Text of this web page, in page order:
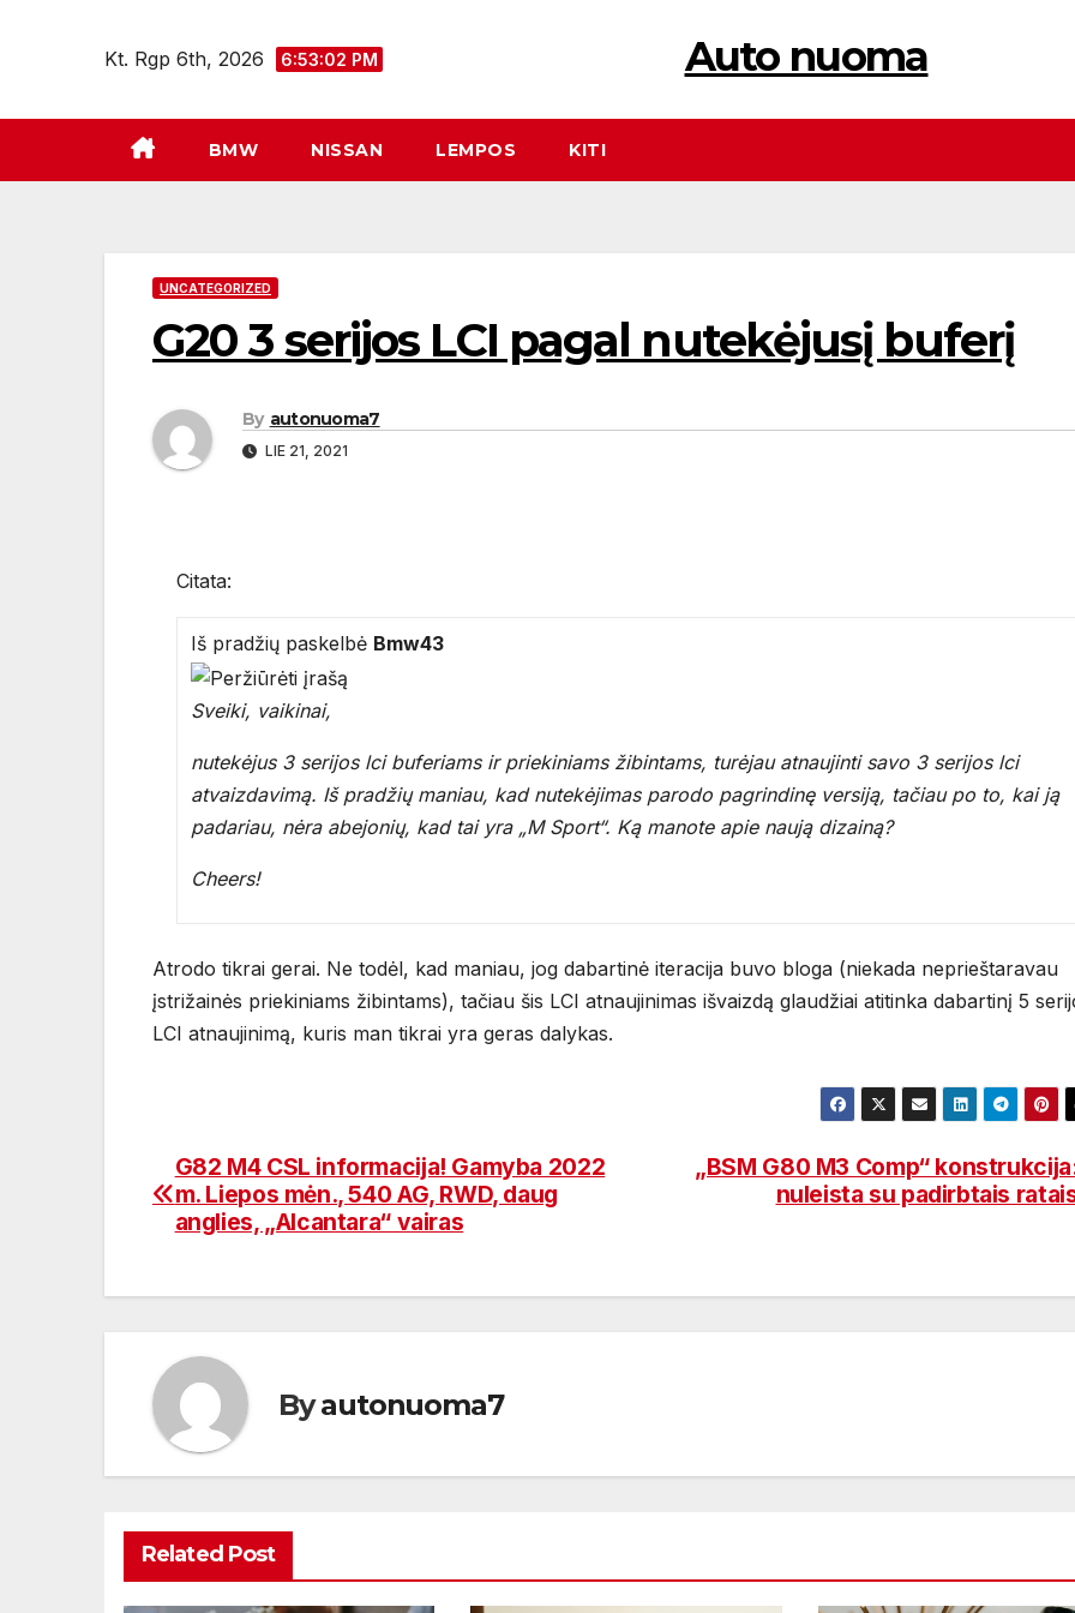
Kt. Rgp 6th, 2026 6:53:03 PM Auto nuoma
BMW NISSAN LEMPOS KITI
UNCATEGORIZED
G20 3 serijos LCI pagal nutekėjusį buferį
By autonuoma7
LIE 21, 2021
Citata:
Iš pradžių paskelbė Bmw43
Sveiki, vaikinai,
nutekėjus 3 serijos lci buferiams ir priekiniams žibintams, turėjau atnaujinti savo 3 serijos lci
atvaizdavimą. Iš pradžių maniau, kad nutekėjimas parodo pagrindinę versiją, tačiau po to, kai ją
padariau, nėra abejonių, kad tai yra „M Sport“. Ką manote apie naują dizainą?
Cheers!
Atrodo tikrai gerai. Ne todėl, kad maniau, jog dabartinė iteracija buvo bloga (niekada neprieštaravau
įstrižainės priekiniams žibintams), tačiau šis LCI atnaujinimas išvaizdą glaudžiai atitinka dabartinį 5
LCI atnaujinimą, kuris man tikrai yra geras dalykas.
Navigacija
tarp
„BSM G80 M3 Comp“
nuleista su padirbtais
G82 M4 CSL informacija! Gamyba 2022
m. Liepos mėn., 540 AG, RWD, daug
anglies, „Alcantara“ vairas
Byautonuoma7
Related Post